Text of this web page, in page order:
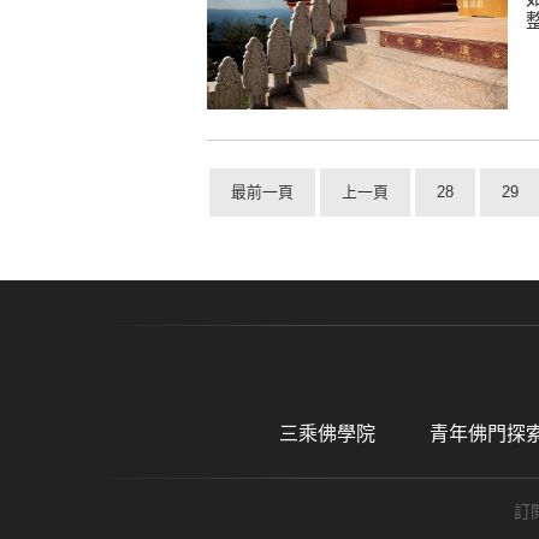
最前一頁 上一頁 28 29
三乘佛學院 青年佛門探
訂